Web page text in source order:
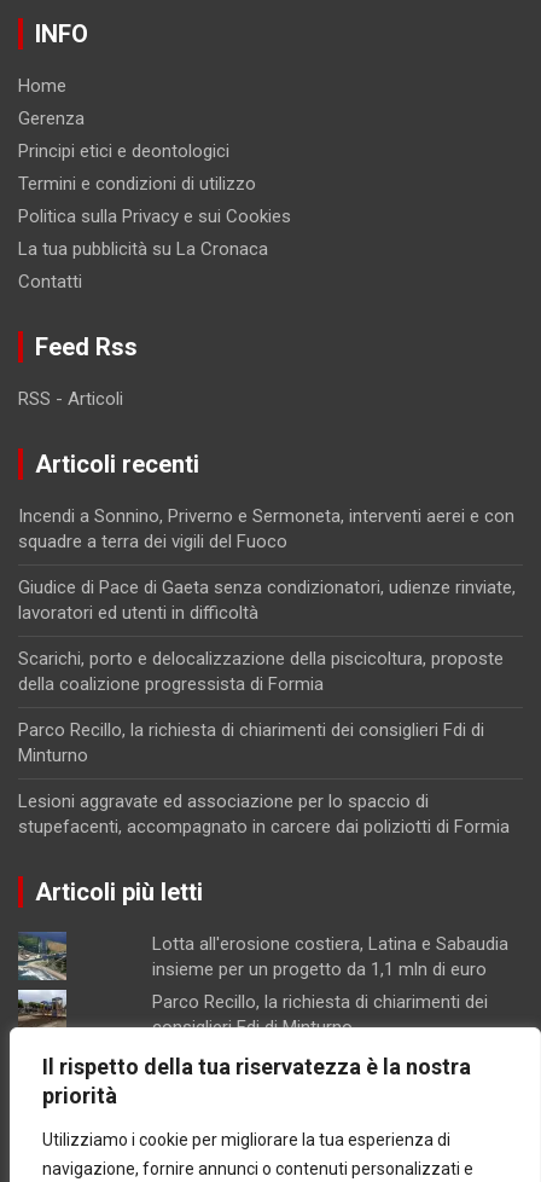
Il rispetto della tua riservatezza è la nostra
priorità
Utilizziamo i cookie per migliorare la tua esperienza di
navigazione, fornire annunci o contenuti personalizzati e
INFO
Home
Gerenza
Principi etici e deontologici
Termini e condizioni di utilizzo
Politica sulla Privacy e sui Cookies
La tua pubblicità su La Cronaca
Contatti
Feed Rss
RSS - Articoli
Articoli recenti
Incendi a Sonnino, Priverno e Sermoneta, interventi aerei e con
squadre a terra dei vigili del Fuoco
Giudice di Pace di Gaeta senza condizionatori, udienze rinviate,
lavoratori ed utenti in difficoltà
Scarichi, porto e delocalizzazione della piscicoltura, proposte
della coalizione progressista di Formia
Parco Recillo, la richiesta di chiarimenti dei consiglieri Fdi di
Minturno
Lesioni aggravate ed associazione per lo spaccio di
stupefacenti, accompagnato in carcere dai poliziotti di Formia
Articoli più letti
Lotta all'erosione costiera, Latina e Sabaudia
insieme per un progetto da 1,1 mln di euro
Parco Recillo, la richiesta di chiarimenti dei
consiglieri Fdi di Minturno
Scarichi, porto e delocalizzazione della
Lesioni aggravate ed associazione per lo
spaccio di stupefacenti, accompagnato in